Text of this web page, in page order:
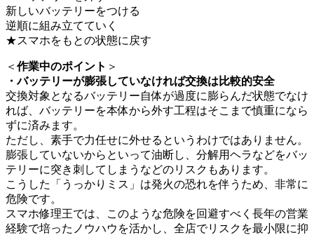
新しいバッテリーをつける
逆順に組み立てていく
★スマホをもとの状態に戻す
＜ 作業中のポイント ＞
・バッテリーが膨張していなければ交換は比較的安全
交換対象となるバッテリー自体が過度に膨らんだ状態でなけ
れば、バッテリーを本体から外す工程はそこまで慎重になら
ずに済みます。
ただし、素手で力任せに外せるというわけではありません。
膨張していないからといって油断し、分解用ヘラなどをバッ
テリーに突き刺してしまうなどのリスクもあります。
こうした「うっかりミス」は発火の恐れを伴うため、非常に
危険です。
スマホ修理王では、このような危険を回避すべく長年の営業
経験で培ったノウハウを活かし、全店でリスクを最小限に抑